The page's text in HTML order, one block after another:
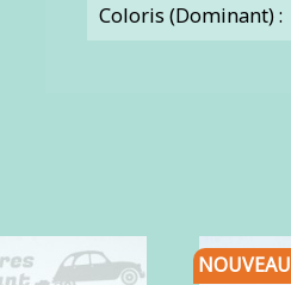
Coloris (dominant) :
NOUVEAU